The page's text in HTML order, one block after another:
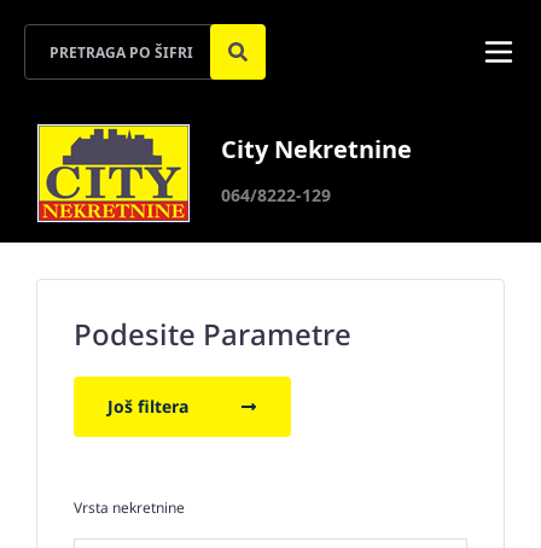
City Nekretnine
064/8222-129
Podesite Parametre
Još filtera
Vrsta nekretnine